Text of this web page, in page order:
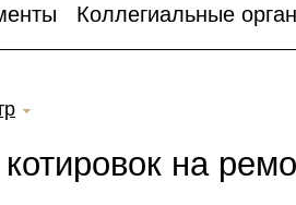
Коллегиальные
на